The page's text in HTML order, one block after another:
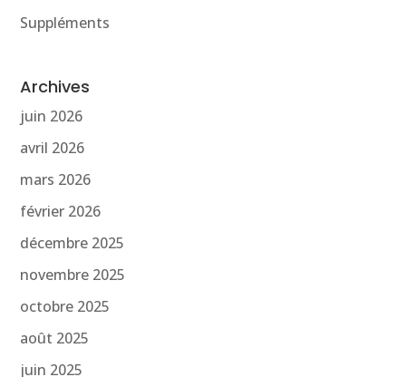
Suppléments
Archives
juin 2026
avril 2026
mars 2026
février 2026
décembre 2025
novembre 2025
octobre 2025
août 2025
juin 2025